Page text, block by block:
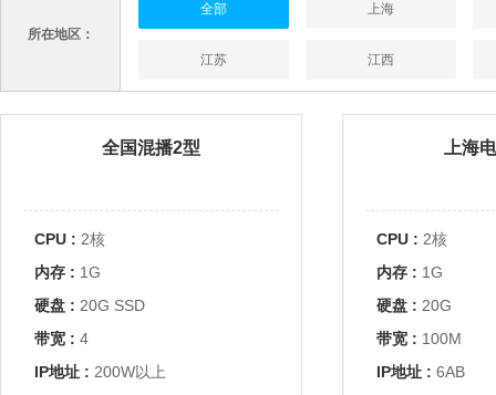
所在地区：
全部 上海
江苏 江西
全国混播2型
CPU : 2核
内存 : 1G
硬盘 : 20G SSD
带宽 : 4
IP地址 : 200W以上
上海
CPU : 2核
内存 : 1G
硬盘 : 20G
带宽 : 100M
IP地址 : 6AB